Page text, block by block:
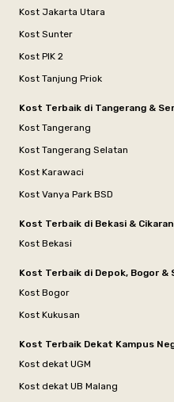
Kost Jakarta Utara
Kost Sunter
Kost PIK 2
Kost Tanjung Priok
Kost Terbaik di Tangerang &
Kost Tangerang
Kost Tangerang Selatan
Kost Karawaci
Kost Vanya Park BSD
Kost Terbaik di Bekasi &
Kost Bekasi
Kost Terbaik di Depok, Bogor &
Kost Bogor
Kost Kukusan
Kost Terbaik Dekat Kampus
Kost dekat UGM
Kost dekat UB Malang